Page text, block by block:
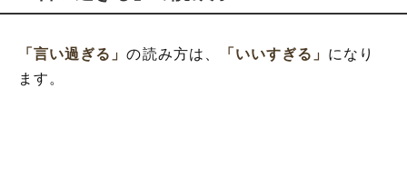
「言い過ぎる」の読み方は、 「いいすぎる」 になり
ます。